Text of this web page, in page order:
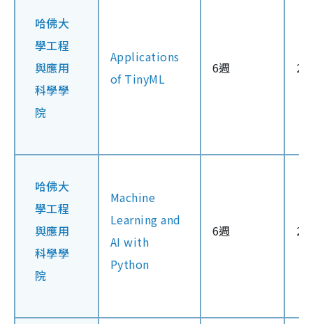
哈佛大
學工程
與應用
科學學
院
Applications
of TinyML
6週
哈佛大
學工程
與應用
科學學
院
Machine
Learning and
AI with
Python
6週